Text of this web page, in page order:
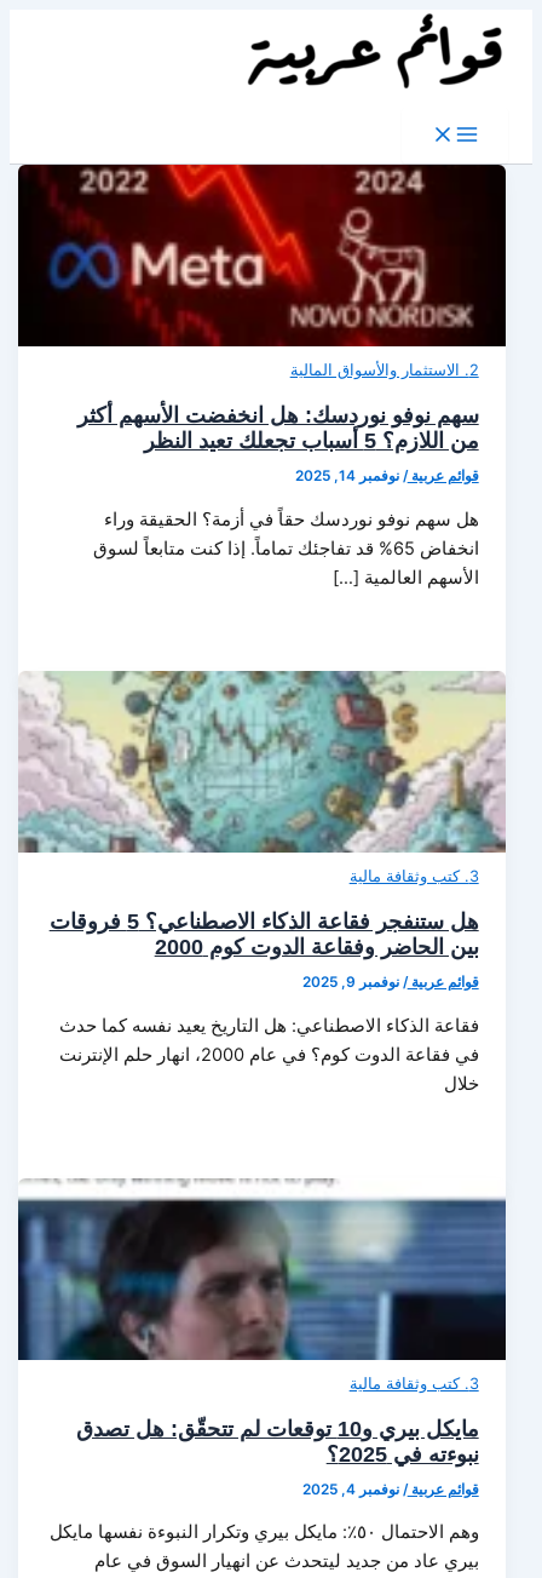
تخطي
2. الاستثمار والأسواق المالية
سهم نوفو نوردسك: هل انخفضت الأسهم أكثر
من اللازم؟ 5 أسباب تجعلك تعيد النظر
قوائم عربية/نوفمبر 14, 2025
هل سهم نوفو نوردسك حقاً في أزمة؟ الحقيقة وراء
انخفاض 65% قد تفاجئك تماماً. إذا كنت متابعاً لسوق
الأسهم العالمية […]
3. كتب وثقافة مالية
هل ستنفجر فقاعة الذكاء الاصطناعي؟ 5 فروقات
بين الحاضر وفقاعة الدوت كوم 2000
قوائم عربية/نوفمبر 9, 2025
فقاعة الذكاء الاصطناعي: هل التاريخ يعيد نفسه كما حدث
في فقاعة الدوت كوم؟ في عام 2000، انهار حلم الإنترنت
خلال
3. كتب وثقافة مالية
مايكل بيري و10 توقعات لم تتحقّق: هل تصدق
نبوءته في 2025؟
قوائم عربية/نوفمبر 4, 2025
وهم الاحتمال ٥٠٪: مايكل بيري وتكرار النبوءة نفسها مايكل
بيري عاد من جديد ليتحدث عن انهيار السوق في عام